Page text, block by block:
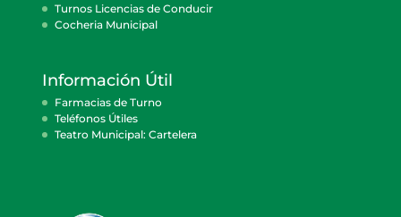
Turnos Licencias de Conducir
Cocheria Municipal
Información Útil
Farmacias de Turno
Teléfonos Útiles
Teatro Municipal: Cartelera